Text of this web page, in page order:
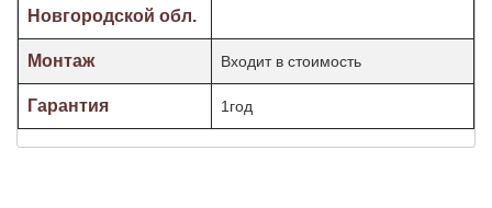
Новгородской обл.
Монтаж Входит в стоимость
Гарантия 1год